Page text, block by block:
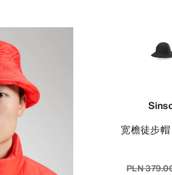
宽檐徒步
PLN